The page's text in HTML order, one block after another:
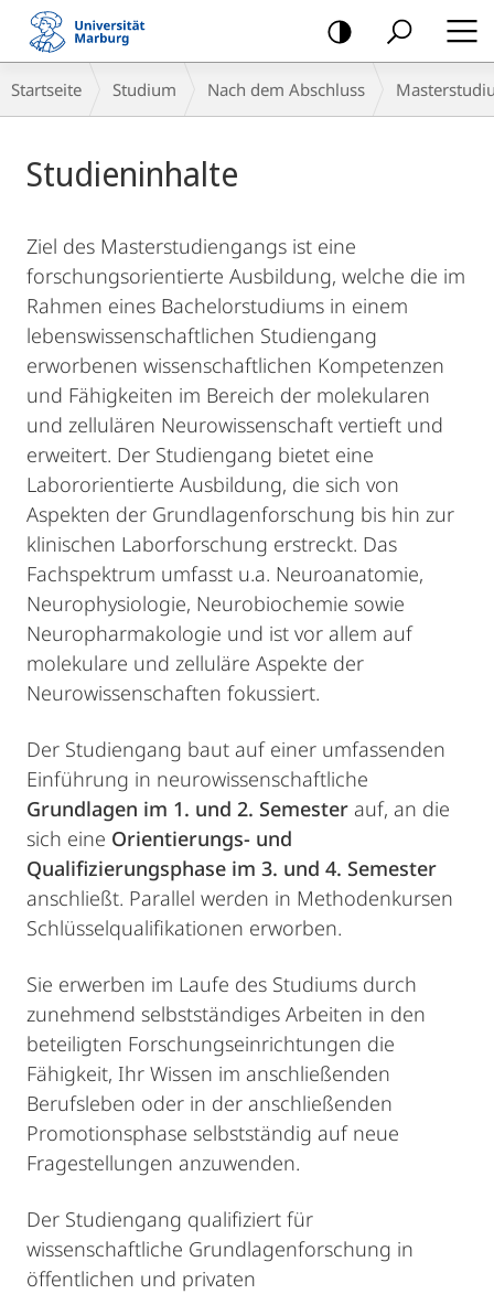
Mobile-
Navigation
Breadcrumb-
Navigation
Startseite Studium Nach dem Abschluss
Studieninhalte
Ziel des Masterstudiengangs ist eine
forschungsorientierte Ausbildung, welche die im
Rahmen eines Bachelorstudiums in einem
lebenswissenschaftlichen Studiengang
erworbenen wissenschaftlichen Kompetenzen
und Fähigkeiten im Bereich der molekularen
und zellulären Neurowissenschaft vertieft und
erweitert. Der Studiengang bietet eine
Labororientierte Ausbildung, die sich von
Aspekten der Grundlagenforschung bis hin zur
klinischen Laborforschung erstreckt. Das
Fachspektrum umfasst u.a. Neuroanatomie,
Neurophysiologie, Neurobiochemie sowie
Neuropharmakologie und ist vor allem auf
molekulare und zelluläre Aspekte der
Neurowissenschaften fokussiert.
Der Studiengang baut auf einer umfassenden
Einführung in neurowissenschaftliche
Grundlagen im 1. und 2. Semester auf, an die
sich eine Orientierungs- und
Qualifizierungsphase im 3. und 4. Semester
anschließt. Parallel werden in Methodenkursen
Schlüsselqualifikationen erworben.
Sie erwerben im Laufe des Studiums durch
zunehmend selbstständiges Arbeiten in den
beteiligten Forschungseinrichtungen die
Fähigkeit, Ihr Wissen im anschließenden
Berufsleben oder in der anschließenden
Promotionsphase selbstständig auf neue
Fragestellungen anzuwenden.
Der Studiengang qualifiziert für
wissenschaftliche Grundlagenforschung in
öffentlichen und privaten